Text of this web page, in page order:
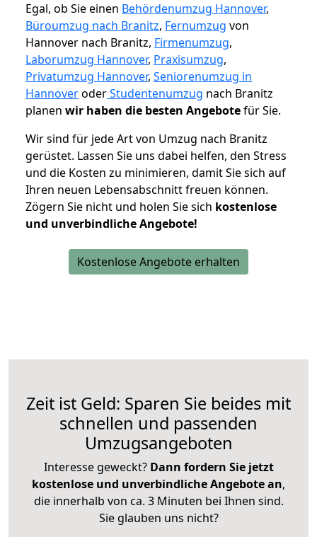
Egal, ob Sie einen Behördenumzug Hannover,
Büroumzug nach Branitz, Fernumzug von
Hannover nach Branitz, Firmenumzug,
Laborumzug Hannover, Praxisumzug,
Privatumzug Hannover, Seniorenumzug in
HannoveroderStudentenumzug nach Branitz
planen wir haben die besten Angebotefür Sie.
Wir sind für jede Art von Umzug nach Branitz
gerüstet. Lassen Sie uns dabei helfen, den Stress
und die Kosten zu minimieren, damit Sie sich auf
Ihren neuen Lebensabschnitt freuen können.
Zögern Sie nicht und holen Sie sich kostenlose
und unverbindliche Angebote!
Kostenlose Angebote erhalten
Zeit ist Geld: Sparen Sie beides mit
schnellen und passenden
Umzugsangeboten
Interesse geweckt? Dann fordern Sie jetzt
kostenlose und unverbindliche Angebote an,
die innerhalb von ca. 3 Minuten bei Ihnen sind.
Sie glauben uns nicht?